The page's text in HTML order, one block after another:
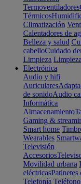
Termoventiladores
Térmicos
Climatización
Calentadores de
Belleza y salud
cabelloCuidado
Limpieza
Electrónica
Audio y hifi
Auriculares
de sonidoAudio
Informática
Almacenamiento
Gaming &
Smart home
Wearables
Televisión
Accesorios
Movilidad urbana
eléctricasPatinetes
Telefonía